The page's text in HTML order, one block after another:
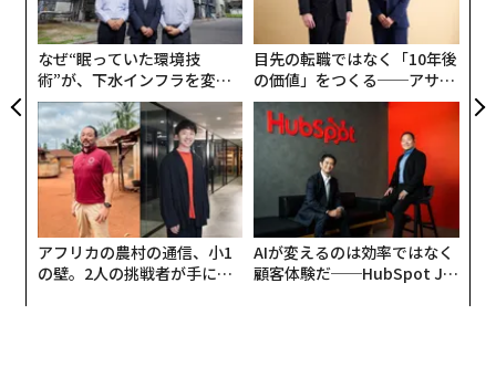
なぜ“眠っていた環境技
術”が、下水インフラを変え
たのか──産総研×月島JFE
アクアソリューションの10年
目先の転職ではなく「10年後
の価値」をつくる──アサイ
ンの長期伴走型支援とは
アフリカの農村の通信、小1
の壁。2人の挑戦者が手にし
AIが変えるのは効率ではなく
顧客体験だ──HubSpot Ja